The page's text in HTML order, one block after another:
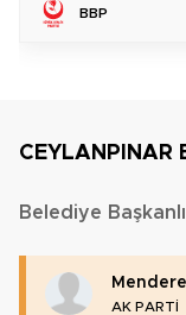
BBP
Belediye
AK PARTİ